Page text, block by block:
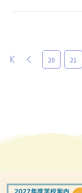
最初 前 20 21